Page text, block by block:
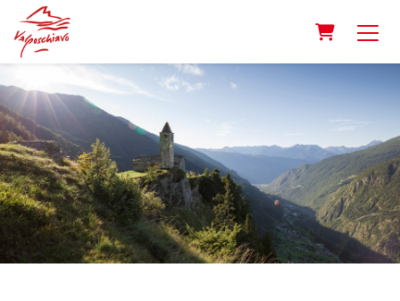
Carrello